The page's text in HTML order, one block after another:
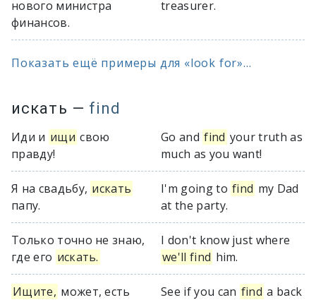
нового министра
финансов.
treasurer.
Показать ещё примеры для «look for»...
искать — find
Иди и ищи свою
правду!
Go and find your truth as
much as you want!
Я на свадьбу, искать
папу.
I'm going to find my Dad
at the party.
Только точно не знаю,
где его искать.
I don't know just where
we'll find him.
Ищите, может, есть
See if you can find a back